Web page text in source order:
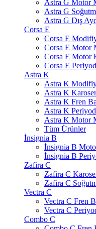
Astra G Motor
Astra G
Astra G Dış
Corsa E
Corsa E
Corsa E Motor
Corsa E Motor
Corsa E
Astra K
Astra K
Astra K
Astra K Fren
Astra K
Astra K Motor
Tüm Ürünler
İnsignia B
İnsignia B
İnsignia B
Zafira C
Zafira C
Zafira C
Vectra C
Vectra C Fren
Vectra C
Combo C